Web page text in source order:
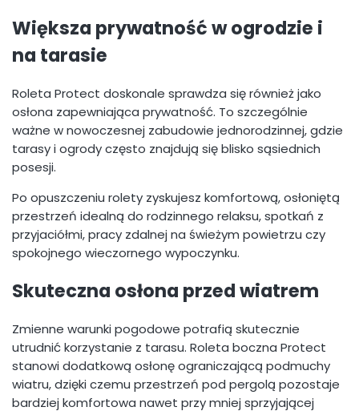
Większa prywatność w ogrodzie i
na tarasie
Roleta Protect doskonale sprawdza się również jako
osłona zapewniająca prywatność. To szczególnie
ważne w nowoczesnej zabudowie jednorodzinnej, gdzie
tarasy i ogrody często znajdują się blisko sąsiednich
posesji.
Po opuszczeniu rolety zyskujesz komfortową, osłoniętą
przestrzeń idealną do rodzinnego relaksu, spotkań z
przyjaciółmi, pracy zdalnej na świeżym powietrzu czy
spokojnego wieczornego wypoczynku.
Skuteczna osłona przed wiatrem
Zmienne warunki pogodowe potrafią skutecznie
utrudnić korzystanie z tarasu. Roleta boczna Protect
stanowi dodatkową osłonę ograniczającą podmuchy
wiatru, dzięki czemu przestrzeń pod pergolą pozostaje
bardziej komfortowa nawet przy mniej sprzyjającej